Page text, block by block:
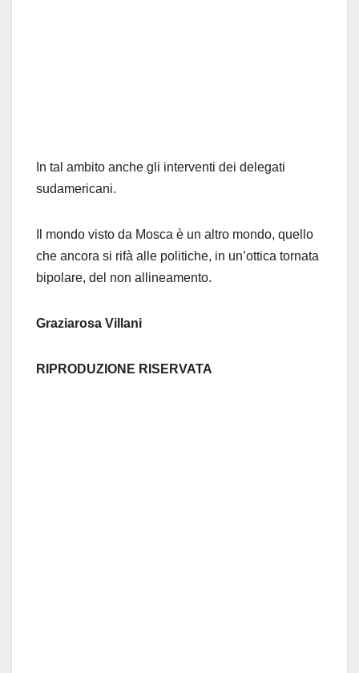
In tal ambito anche gli interventi dei delegati
sudamericani.
Il mondo visto da Mosca è un altro mondo, quello
che ancora si rifà alle politiche, in un’ottica tornata
bipolare, del non allineamento.
Graziarosa Villani
RIPRODUZIONE RISERVATA